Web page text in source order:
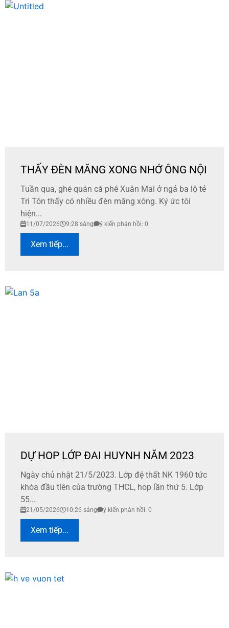
THẤY ĐÈN MĂNG XONG NHỚ ÔNG NỘI
Tuần qua, ghé quán cà phê Xuân Mai ở ngả ba lộ tẻ
Tri Tôn thấy có nhiều đèn măng xông. Ký ức tôi
hiện...
11/07/2026 9:28 sáng ý kiến phản hồi: 0
Xem tiếp...
DỰ HOP LỚP ĐAI HUYNH NĂM 2023
Ngày chủ nhật 21/5/2023. Lớp đệ thất NK 1960 tức
khóa đầu tiên của trường THCL, hop lần thứ 5. Lớp
55...
21/05/2026 10:26 sáng ý kiến phản hồi: 0
Xem tiếp...